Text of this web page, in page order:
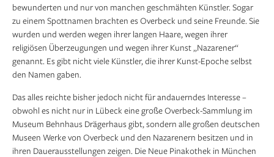
bewunderten und nur von manchen geschmähten Künstler. Sogar
zu einem Spottnamen brachten es Overbeck und seine Freunde. Sie
wurden und werden wegen ihrer langen Haare, wegen ihrer
religiösen Überzeugungen und wegen ihrer Kunst „Nazarener“
genannt. Es gibt nicht viele Künstler, die ihrer Kunst-Epoche selbst
den Namen gaben.
Das alles reichte bisher jedoch nicht für andauerndes Interesse –
obwohl es nicht nur in Lübeck eine große Overbeck-Sammlung im
Museum Behnhaus Drägerhaus gibt, sondern alle großen deutschen
Museen Werke von Overbeck und den Nazarenern besitzen und in
ihren Dauerausstellungen zeigen. Die Neue Pinakothek in München